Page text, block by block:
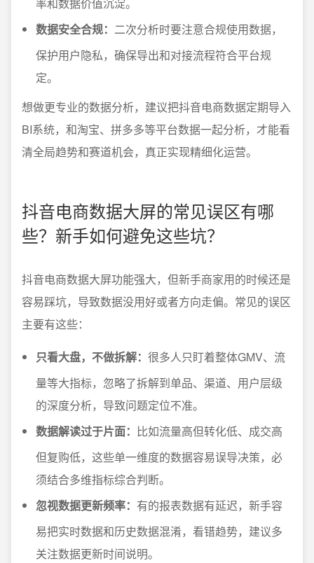
率和数据价值沉淀。
数据安全合规： 二次分析时要注意合规使用数据，
保护用户隐私，确保导出和对接流程符合平台规
定。
想做更专业的数据分析，建议把抖音电商数据定期导入
BI系统，和淘宝、拼多多等平台数据一起分析，才能看
清全局趋势和赛道机会，真正实现精细化运营。
抖音电商数据大屏的常见误区有哪
些？新手如何避免这些坑？
抖音电商数据大屏功能强大，但新手商家用的时候还是
容易踩坑，导致数据没用好或者方向走偏。常见的误区
主要有这些：
只看大盘，不做拆解： 很多人只盯着整体GMV、流
量等大指标，忽略了拆解到单品、渠道、用户层级
的深度分析，导致问题定位不准。
数据解读过于片面： 比如流量高但转化低、成交高
但复购低，这些单一维度的数据容易误导决策，必
须结合多维指标综合判断。
忽视数据更新频率： 有的报表数据有延迟，新手容
易把实时数据和历史数据混淆，看错趋势，建议多
关注数据更新时间说明。